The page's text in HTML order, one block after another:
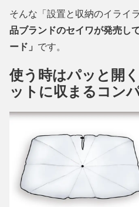
そんな「設置と収納のイライ
品ブランドのセイワが発売し
ード」 です。
使う時はパッと開
ットに収まるコン